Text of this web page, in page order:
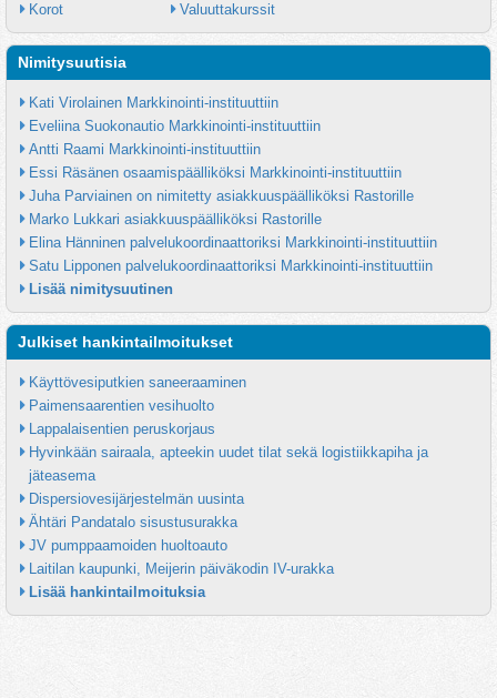
Korot Valuuttakurssit
Nimitysuutisia
Kati Virolainen Markkinointi-instituuttiin
Eveliina Suokonautio Markkinointi-instituuttiin
Antti Raami Markkinointi-instituuttiin
Essi Räsänen osaamispäälliköksi Markkinointi-instituuttiin
Juha Parviainen on nimitetty asiakkuuspäälliköksi Rastorille
Marko Lukkari asiakkuuspäälliköksi Rastorille
Elina Hänninen palvelukoordinaattoriksi Markkinointi-instituuttiin
Satu Lipponen palvelukoordinaattoriksi Markkinointi-instituuttiin
Lisää nimitysuutinen
Julkiset hankintailmoitukset
Käyttövesiputkien saneeraaminen
Paimensaarentien vesihuolto
Lappalaisentien peruskorjaus
Hyvinkään sairaala, apteekin uudet tilat sekä logistiikkapiha ja
jäteasema
Dispersiovesijärjestelmän uusinta
Ähtäri Pandatalo sisustusurakka
JV pumppaamoiden huoltoauto
Laitilan kaupunki, Meijerin päiväkodin IV-urakka
Lisää hankintailmoituksia